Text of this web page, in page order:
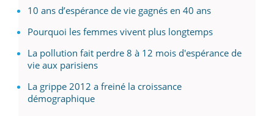
10 ans d’espérance de vie gagnés en 40 ans
Pourquoi les femmes vivent plus longtemps
La pollution fait perdre 8 à 12 mois d'espérance de
vie aux parisiens
La grippe 2012 a freiné la croissance
démographique